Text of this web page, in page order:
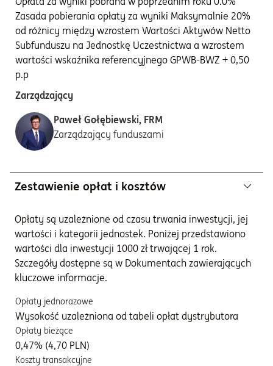
Zasada pobierania opłaty za wyniki Maksymalnie 20%
od różnicy między wzrostem Wartości Aktywów Netto
Subfunduszu na Jednostkę Uczestnictwa a wzrostem
wartości wskaźnika referencyjnego GPWB-BWZ + 0,50
p.p
Zarządzający
Paweł Gołębiewski, FRM
Zarządzający funduszami
Zestawienie opłat i kosztów
Opłaty są uzależnione od czasu trwania inwestycji, jej
wartości i kategorii jednostek. Poniżej przedstawiono
wartości dla inwestycji 1000 zł trwającej 1 rok.
Szczegóły dostępne są w Dokumentach zawierających
kluczowe informacje.
Opłaty jednorazowe
Wysokość uzależniona od tabeli opłat dystrybutora
Opłaty bieżące
0,47% (4,70 PLN)
Koszty transakcyjne